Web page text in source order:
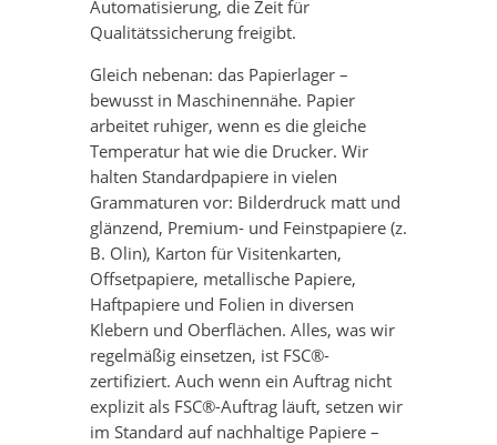
Automatisierung, die Zeit für
Qualitätssicherung freigibt.
Gleich nebenan: das Papierlager –
bewusst in Maschinennähe. Papier
arbeitet ruhiger, wenn es die gleiche
Temperatur hat wie die Drucker. Wir
halten Standardpapiere in vielen
Grammaturen vor: Bilderdruck matt und
glänzend, Premium- und Feinstpapiere (z.
B. Olin), Karton für Visitenkarten,
Offsetpapiere, metallische Papiere,
Haftpapiere und Folien in diversen
Klebern und Oberflächen. Alles, was wir
regelmäßig einsetzen, ist FSC®-
zertifiziert. Auch wenn ein Auftrag nicht
explizit als FSC®-Auftrag läuft, setzen wir
im Standard auf nachhaltige Papiere –